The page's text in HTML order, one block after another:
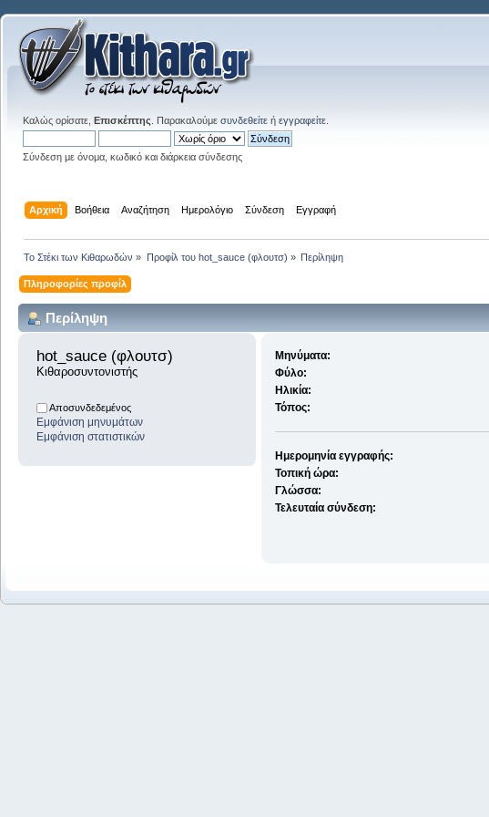
Καλώς ορίσατε, Επισκέπτης . Παρακαλούμε συνδεθείτε ή εγγραφείτε
Σύνδεση με όνομα, κωδικό και διάρκεια σύνδεσης
Αρχική Βοήθεια Αναζήτηση Ημερολόγιο Σύνδεση Εγγραφή
Το Στέκι των Κιθαρωδών » Προφίλ του hot_sauce (φλουτσ) » Περίληψη
Πληροφορίες προφίλ
Περίληψη
hot_sauce (φλουτσ)
Κιθαροσυντονιστής
Αποσυνδεδεμένος
Εμφάνιση μηνυμάτων
Εμφάνιση στατιστικών
Μηνύματα:
Φύλο:
Ηλικία:
Τόπος:
Ημερομηνία εγγραφής:
Τοπική ώρα:
Γλώσσα:
Τελευταία σύνδεση: